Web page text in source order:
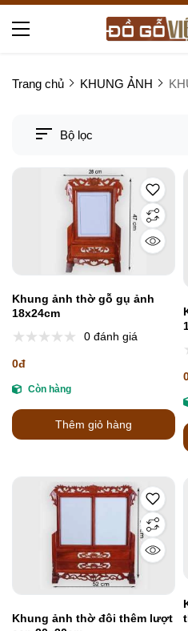
Trang chủ KHUNG ẢNH
Bộ lọc
Khung ảnh thờ gỗ gụ ảnh
18x24cm
0 đánh giá
0đ
Còn hàng
Thêm giỏ hàng
Khung ảnh thờ đôi thêm lượt